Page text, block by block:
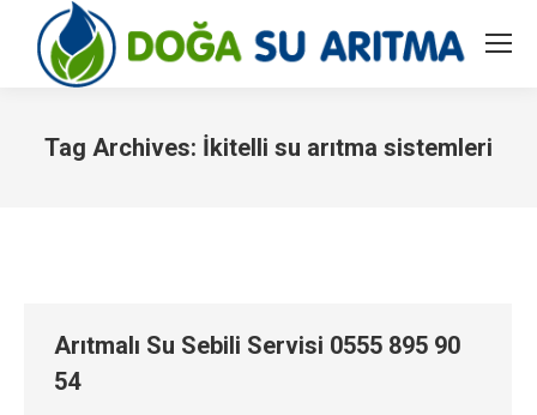
Tag Archives: İkitelli su arıtma sistemleri
Arıtmalı Su Sebili Servisi 0555 895 90
54